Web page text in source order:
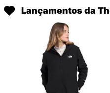
Lançamentos da